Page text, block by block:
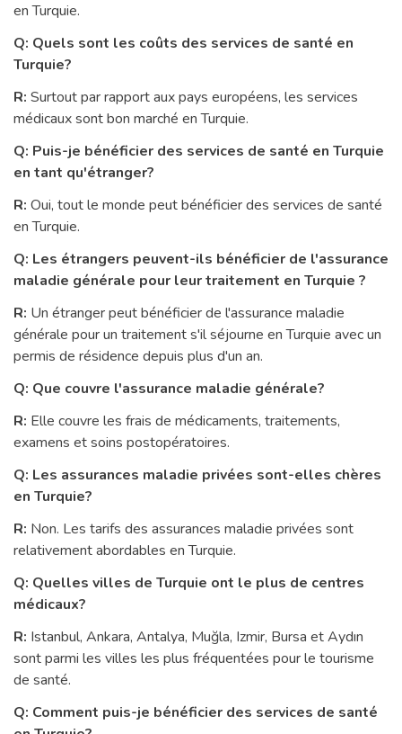
en Turquie.
Q: Quels sont les coûts des services de santé en
Turquie?
R: Surtout par rapport aux pays européens, les services
médicaux sont bon marché en Turquie.
Q: Puis-je bénéficier des services de santé en Turquie
en tant qu'étranger?
R: Oui, tout le monde peut bénéficier des services de santé
en Turquie.
Q: Les étrangers peuvent-ils bénéficier de l'assurance
maladie générale pour leur traitement en Turquie ?
R: Un étranger peut bénéficier de l'assurance maladie
générale pour un traitement s'il séjourne en Turquie avec un
permis de résidence depuis plus d'un an.
Q: Que couvre l'assurance maladie générale?
R: Elle couvre les frais de médicaments, traitements,
examens et soins postopératoires.
Q: Les assurances maladie privées sont-elles chères
en Turquie?
R: Non. Les tarifs des assurances maladie privées sont
relativement abordables en Turquie.
Q: Quelles villes de Turquie ont le plus de centres
médicaux?
R: Istanbul, Ankara, Antalya, Muğla, Izmir, Bursa et Aydın
sont parmi les villes les plus fréquentées pour le tourisme
de santé.
Q: Comment puis-je bénéficier des services de santé